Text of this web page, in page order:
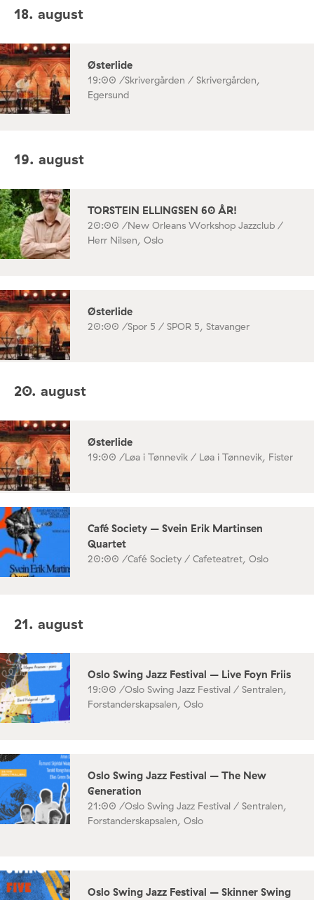
18. august
Østerlide
19:00 /Skrivergården / Skrivergården,
Egersund
19. august
TORSTEIN ELLINGSEN 60 ÅR!
20:00 /New Orleans Workshop Jazzclub /
Herr Nilsen, Oslo
Østerlide
20:00 /Spor 5 / SPOR 5, Stavanger
20. august
Østerlide
19:00 /Løa i Tønnevik / Løa i Tønnevik, Fister
Café Society – Svein Erik Martinsen
Quartet
20:00 /Café Society / Cafeteatret, Oslo
21. august
Oslo Swing Jazz Festival – Live Foyn Friis
19:00 /Oslo Swing Jazz Festival / Sentralen,
Forstanderskapsalen, Oslo
Oslo Swing Jazz Festival – The New
Generation
21:00 /Oslo Swing Jazz Festival / Sentralen,
Forstanderskapsalen, Oslo
Oslo Swing Jazz Festival – Skinner Swing